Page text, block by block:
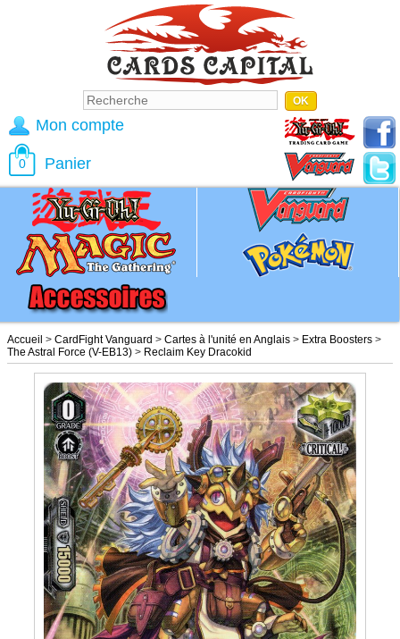
Accueil > CardFight Vanguard > Cartes à l'unité en Anglais > Extra Boosters >
The Astral Force (V-EB13) > Reclaim Key Dracokid
Mon compte
0 Panier